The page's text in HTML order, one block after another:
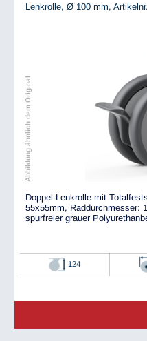
Lenkrolle, Ø 100 mm,
Abbildung ähnlich dem Original
Doppel-Lenkrolle mit
55x55mm, Raddurchmesser:
spurfreier grauer
124